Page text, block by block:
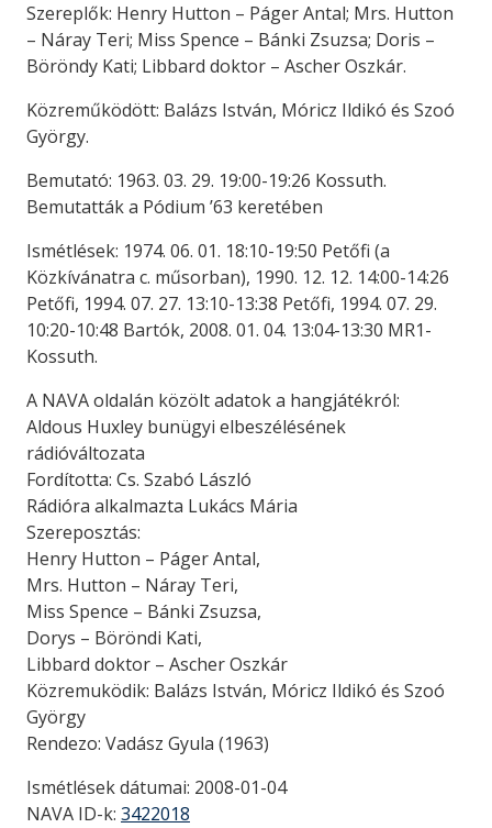
Szereplők: Henry Hutton – Páger Antal; Mrs. Hutton
– Náray Teri; Miss Spence – Bánki Zsuzsa; Doris –
Böröndy Kati; Libbard doktor – Ascher Oszkár.
Közreműködött: Balázs István, Móricz Ildikó és Szoó
György.
Bemutató: 1963. 03. 29. 19:00-19:26 Kossuth.
Bemutatták a Pódium ’63 keretében
Ismétlések: 1974. 06. 01. 18:10-19:50 Petőfi (a
Közkívánatra c. műsorban), 1990. 12. 12. 14:00-14:26
Petőfi, 1994. 07. 27. 13:10-13:38 Petőfi, 1994. 07. 29.
10:20-10:48 Bartók, 2008. 01. 04. 13:04-13:30 MR1-
Kossuth.
A NAVA oldalán közölt adatok a hangjátékról:
Aldous Huxley bunügyi elbeszélésének
rádióváltozata
Fordította: Cs. Szabó László
Rádióra alkalmazta Lukács Mária
Szereposztás:
Henry Hutton – Páger Antal,
Mrs. Hutton – Náray Teri,
Miss Spence – Bánki Zsuzsa,
Dorys – Böröndi Kati,
Libbard doktor – Ascher Oszkár
Közremuködik: Balázs István, Móricz Ildikó és Szoó
György
Rendezo: Vadász Gyula (1963)
Ismétlések dátumai: 2008-01-04
NAVA ID-k: 3422018